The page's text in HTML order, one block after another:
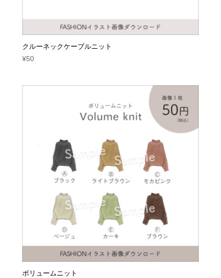
クルーネックケーブルニット
¥50
ボリュームニット